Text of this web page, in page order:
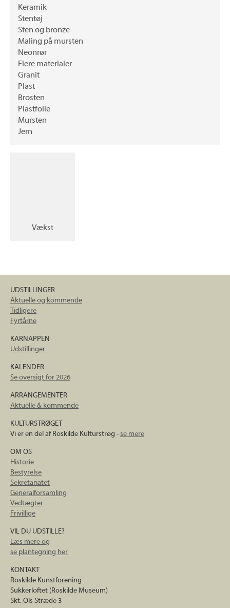
Keramik
Stentøj
Sten og bronze
Maling på mursten
Neonrør
Flere materialer
Granit
Plast
Brosten
Plastfolie
Mursten
Jern
Vækst
UDSTILLINGER
Aktuelle og kommende
Tidligere
Fyrtårne
KARNAPPEN
Udstillinger
KALENDER
Se oversigt for 2026
ARRANGEMENTER
Aktuelle & kommende
KULTURSTRØGET
Vi er en del af Roskilde Kulturstrøg -se mere
OM OS
Historie
Bestyrelse
Sekretariatet
Generalforsamling
Vedtægter
Frivillige
VIL DU UDSTILLE?
Læs mere og
se plantegning her
KONTAKT
Roskilde Kunstforening
Sukkerloftet (Roskilde Museum)
Skt. Ols Stræde 3